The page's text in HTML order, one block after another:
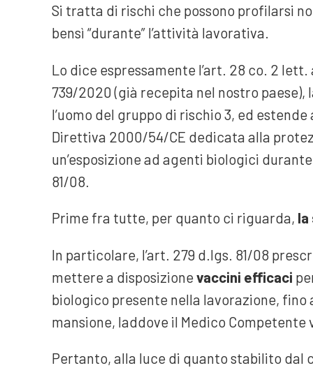
Si tratta di rischi che possono profilarsi
bensì “durante” l’attività lavorativa.
Lo dice espressamente l’art. 28 co. 2
739/2020 (già recepita nel nostro
l’uomo del gruppo di rischio 3, ed
Direttiva 2000/54/CE dedicata alla
un’esposizione ad agenti biologici
81/08.
Prime fra tutte, per quanto ci riguarda, la
In particolare, l’art. 279 d.lgs. 81/08
mettere a disposizionevaccini efficaci
biologico presente nella lavorazione,
mansione, laddove il Medico
Pertanto, alla luce di quanto stabilito dal